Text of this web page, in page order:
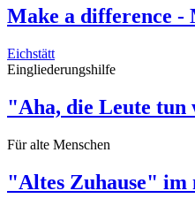
Make a difference -
Eichstätt
Eingliederungshilfe
"Aha, die Leute tun
Für alte Menschen
"Altes Zuhause" im